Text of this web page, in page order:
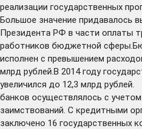
реализации государственных
Большое значение придавалось
Президента РФ в части оплаты
работников бюджетной
исполнен с превышением
млрд рублей.В 2014 году
увеличился до 12,3 млрд
банков осуществлялось с
заимствований. С кредитными
заключено 16 государственных